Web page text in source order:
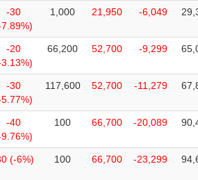
-30
1,000 21,950 -6,049
-20
66,200 52,700 -9,299
-30
117,600 52,700 -11,279
-40
100 66,700 -20,089
(-6%) 100 66,700 -23,299